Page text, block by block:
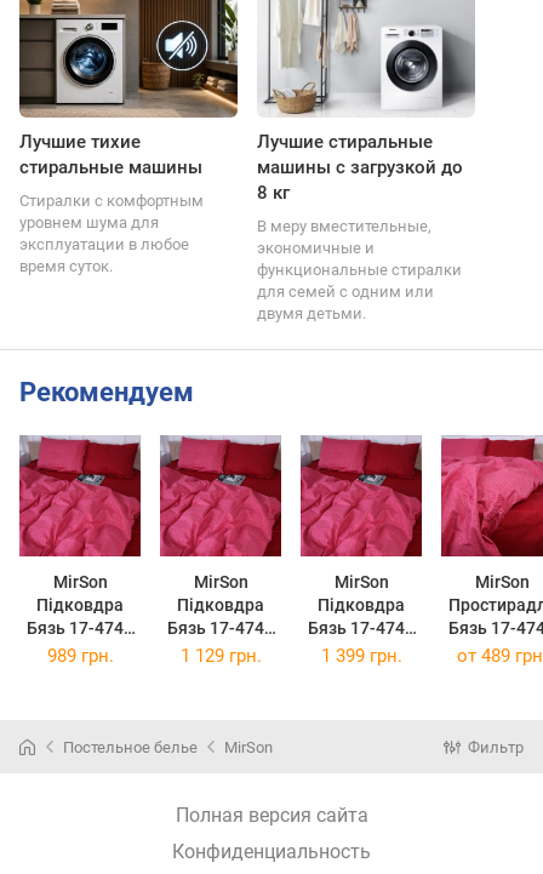
Лучшие тихие
стиральные машины
Стиралки с комфортным
уровнем шума для
эксплуатации в любое
время суток.
Лучшие стиральные
машины с загрузкой до
8 кг
В меру вместительные,
экономичные и
функциональные стиралки
для семей с одним или
двумя детьми.
Рекомендуем
MirSon
Підковдра
Бязь 17-4746
Red sails 175 x
MirSon
Підковдра
Бязь 17-4746
Red sails 200 x
MirSon
Підковдра
Бязь 17-4746
Red sails 220 x
MirSon
Бязь 17-
Red sails
989 грн. 1 129 грн. 1 399 грн. от 489
Постельное белье MirSon Фильтр
Полная версия сайта
Конфиденциальность